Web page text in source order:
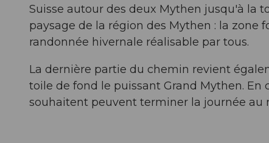
Suisse autour des deux Mythen jusqu'à la
paysage de la région des Mythen : la zone
randonnée hivernale réalisable par tous.
La dernière partie du chemin revient
toile de fond le puissant Grand Mythen.
souhaitent peuvent terminer la journée au